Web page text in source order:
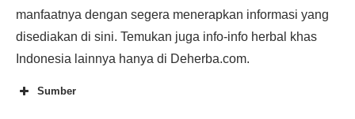
manfaatnya dengan segera menerapkan informasi yang
disediakan di sini. Temukan juga info-info herbal khas
Indonesia lainnya hanya di Deherba.com.
Sumber